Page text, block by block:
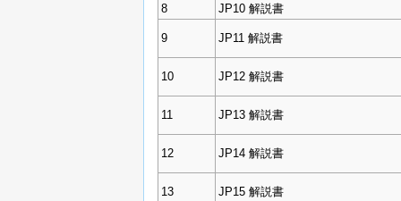
8 JP10 解説書
9 JP11 解説書
10 JP12 解説書
11 JP13 解説書
12 JP14 解説書
13 JP15 解説書